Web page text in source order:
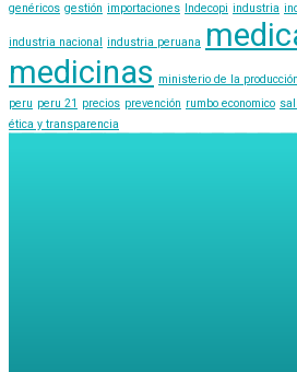
genéricos gestión importaciones Indecopi industria
industria nacional industria peruana
medicinas ministerio de la producción
peru peru 21 precios prevención rumbo economico
ética y transparencia